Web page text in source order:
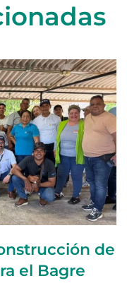
de
el Bagre